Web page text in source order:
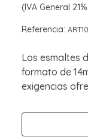
(IVA General
Referencia:
Los esmaltes
formato de
exigencias